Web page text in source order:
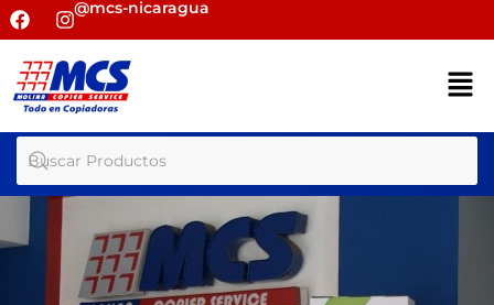
@mcs-nicaragua